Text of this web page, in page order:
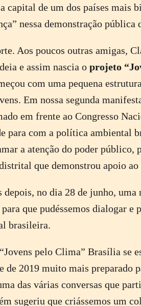
capital de um dos países mais
nessa demonstração pública
Aos poucos outras amigas,
e assim nascia o projeto
com uma pequena
Em nossa segunda
em frente ao Congresso
para com a política ambiental
a atenção do poder público,
que demonstrou apoio
depois, no dia 28 de junho,
que pudéssemos dialogar e
brasileira.
pelo Clima” Brasília se
de 2019 muito mais preparado
das várias conversas que
sugeriu que criássemos um